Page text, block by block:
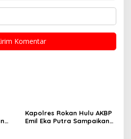
Kapolres Rokan Hulu AKBP
Emil Eka Putra Sampaikan